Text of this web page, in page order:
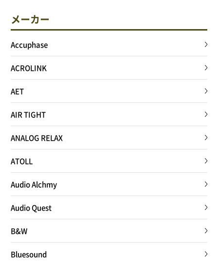
サイトポリシー
メーカー
Accuphase
ACROLINK
AET
AIR TIGHT
ANALOG RELAX
ATOLL
Audio Alchmy
Audio Quest
B&W
Bluesound